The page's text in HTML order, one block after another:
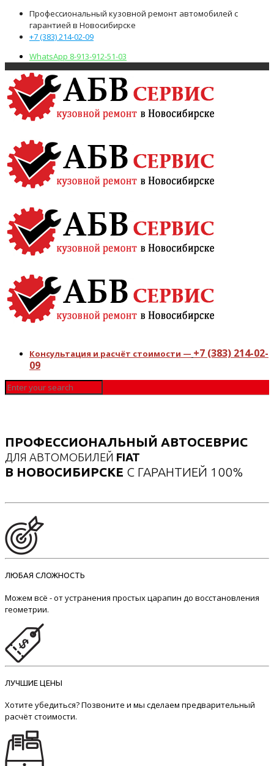
Профессиональный кузовной ремонт автомобилей с
гарантией в Новосибирске
+7 (383) 214-02-09
WhatsApp 8-913-912-51-03
Консультация и расчёт стоимости — +7 (383) 214-02-
09
ПРОФЕССИОНАЛЬНЫЙ АВТОСЕВРИС
ДЛЯ АВТОМОБИЛЕЙ FIAT
В НОВОСИБИРСКЕ С ГАРАНТИЕЙ 100%
ЛЮБАЯ СЛОЖНОСТЬ
Можем всё - от устранения простых царапин до восстановления
геометрии.
ЛУЧШИЕ ЦЕНЫ
Хотите убедиться? Позвоните и мы сделаем предварительный
расчёт стоимости.